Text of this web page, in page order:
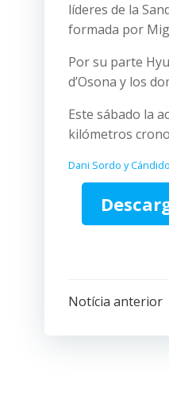
líderes de la
formada por
Por su parte
d’Osona y los
Este sábado la
kilómetros
Dani Sordo y
por
Notícia anterior